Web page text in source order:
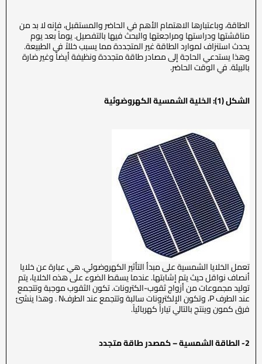
الطاقة، وباعتبارها الاهتمام الأهم في الحاضر والمستقبل، فإنه لا بد من
مناقشتها ودراستها ومراجعتها والبحث فيها بالتفصيل. يوماً بعد يوم
يحدث استنزاف لموارد الطاقة غير المتجددة مما يسبب خللاً في الطبيعة.
وهذا يستدعي الحاجة إلى مصادر طاقة متجددة ونظيفة أيضاً وغير ضارة
بالبيئة. في الوقت الحاضر.
الشكل (1): الخلية الشمسية الكهروضوئية
تعمل الخلايا الشمسية على مبدأ التأثير الكهروضوئي. هي عبارة عن خلايا
أنصاف نواقل حيث يتم إشابتها. عندما يسقط الضوء على هذه الخلايا، يتم
توليد مجموعات من أزواج ثقوب-الكترونات. تكون الثقوب موجبة وتتجمع
عند الطرف P، وتكون الإلكترونات سالبة وتتجمع عند الطرفN . وهذا ينشئ
فرق كمون وينتج بالتالي تياراً كهربائياً.
2- الطاقة الشمسية – كمصدر طاقة متجدد